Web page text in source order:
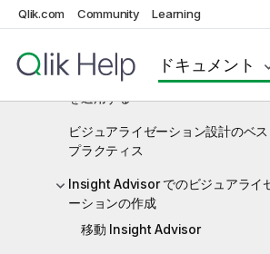
Qlik.com Community Learning
ドキュメント
ビジュアライゼーションの作成
ビジュアライゼーションにフィルタ
を適用する
ビジュアライゼーション設計のベ
プラクティス
Insight Advisor でのビジュアライ
ーションの作成
移動 Insight Advisor